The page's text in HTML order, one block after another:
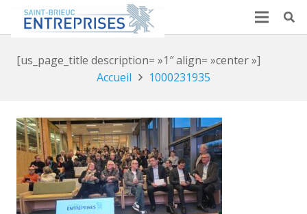
[us_page_title description= »1″ align= »center »]
Accueil
1000231935